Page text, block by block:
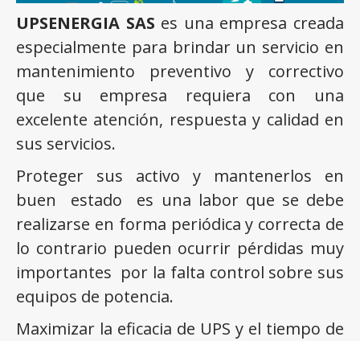
UPSENERGIA SAS es una empresa creada
especialmente para brindar un servicio en
mantenimiento preventivo y correctivo
que su empresa requiera con una
excelente atención, respuesta y calidad en
sus servicios.
Proteger sus activo y mantenerlos en
buen estado es una labor que se debe
realizarse en forma periódica y correcta de
lo contrario pueden ocurrir pérdidas muy
importantes por la falta control sobre sus
equipos de potencia.
Maximizar la eficacia de UPS y el tiempo de